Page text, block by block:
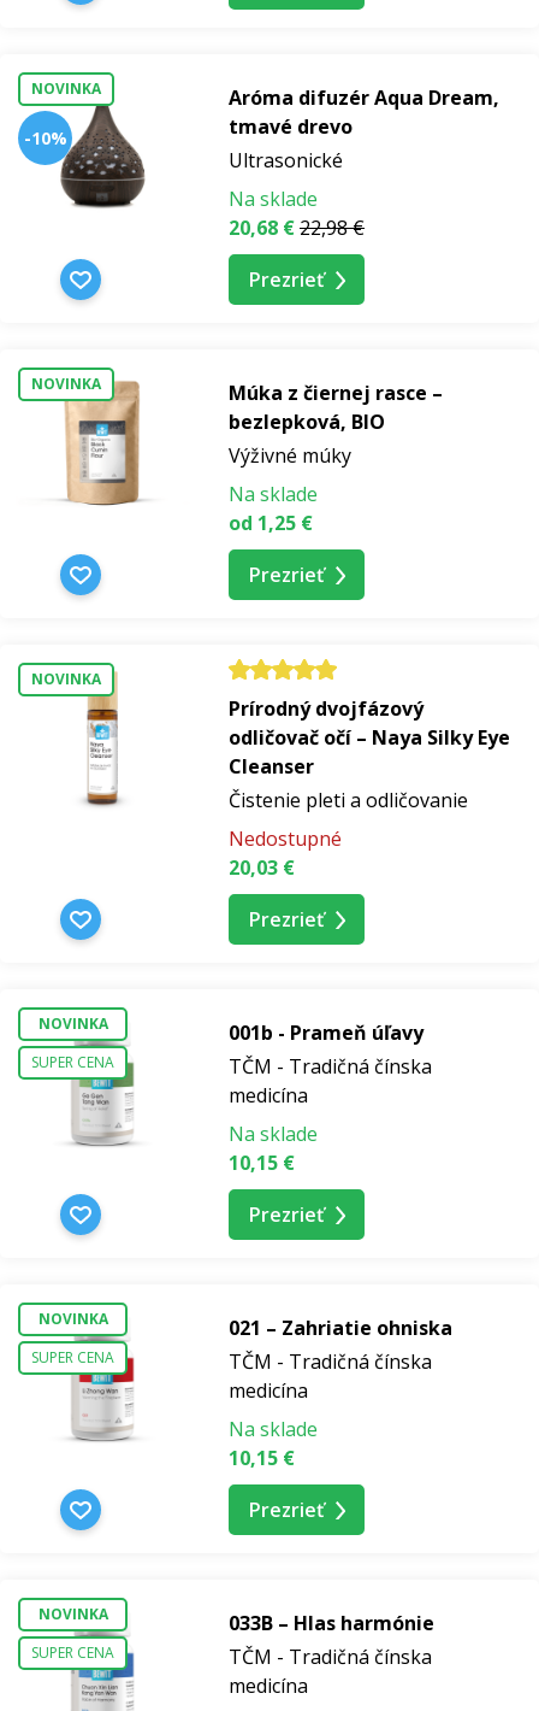
NOVINKA
-10%
Aróma difuzér Aqua Dream,
tmavé drevo
Ultrasonické
Na sklade
20,68 €22,98 €
Prezrieť
NOVINKA
Múka z čiernej rasce –
bezlepková, BIO
Výživné múky
Na sklade
od 1,25 €
Prezrieť
NOVINKA
Prírodný dvojfázový
odličovač očí – Naya Silky Eye
Cleanser
Čistenie pleti a odličovanie
Nedostupné
20,03 €
Prezrieť
NOVINKA
SUPER CENA
001b - Prameň úľavy
TČM - Tradičná čínska
medicína
Na sklade
10,15 €
Prezrieť
NOVINKA
SUPER CENA
021 – Zahriatie ohniska
TČM - Tradičná čínska
medicína
Na sklade
10,15 €
Prezrieť
NOVINKA
SUPER CENA
033B – Hlas harmónie
TČM - Tradičná čínska
medicína